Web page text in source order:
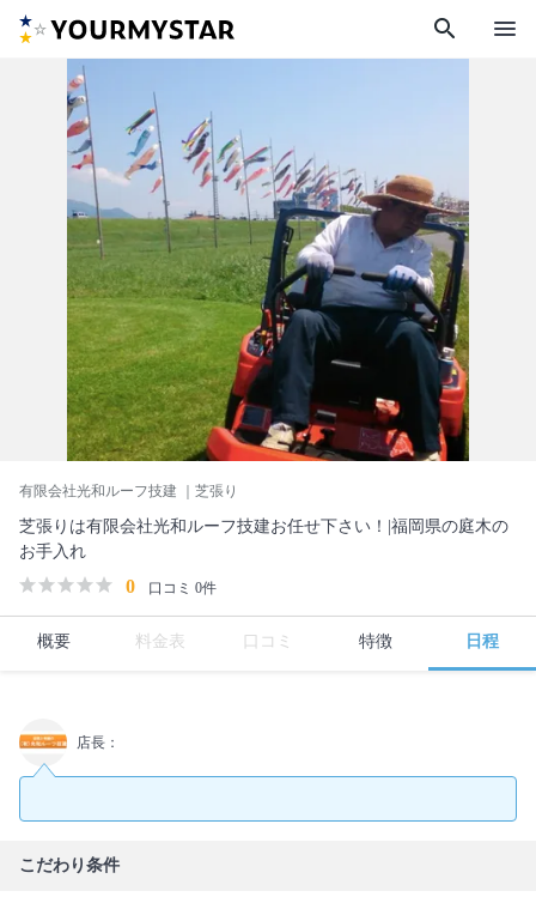
search menu
有限会社光和ルーフ技建 ｜芝張り
芝張りは有限会社光和ルーフ技建お任せ下さい！|福岡県の庭木の
お手入れ
0 口コミ 0件
概要 料金表 口コミ 特徴 日程
店長：
こだわり条件